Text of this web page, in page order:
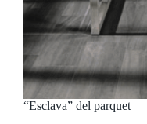
“Esclava” del parquet